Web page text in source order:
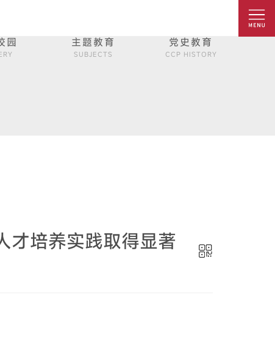
园 主题教育
SUBJECTS
党史教育
CCP HISTORY
才培养实践取得显著